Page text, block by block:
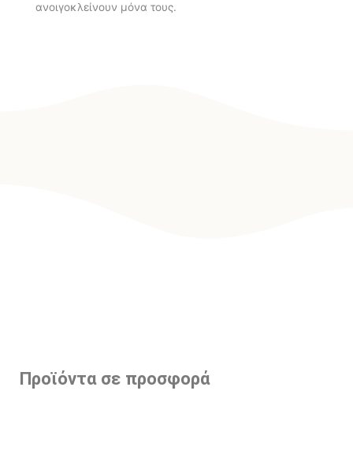
ανοιγοκλείνουν μόνα τους.
Προϊόντα σε προσφορά